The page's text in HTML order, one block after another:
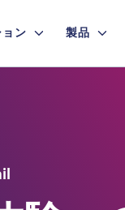
ン 製品